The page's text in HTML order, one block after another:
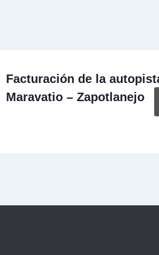
Facturación de la
Maravatio – Zapotlanejo